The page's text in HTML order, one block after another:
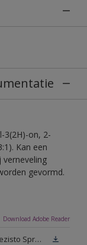
3(2H)-on, 2-
Kan een
verneveling
gevormd.
Download Adobe Reader
Technisch Informatieblad Rubbol BL Rezisto Spray (PDF)